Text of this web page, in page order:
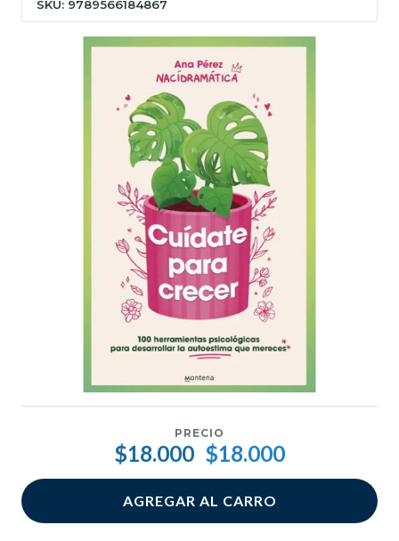
SKU: 9789566184867
PRECIO
$18.000 $18.000
AGREGAR AL CARRO